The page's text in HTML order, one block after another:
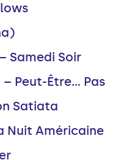
Samedi Soir
Peut-Être... Pas
Satiata
Nuit Américaine